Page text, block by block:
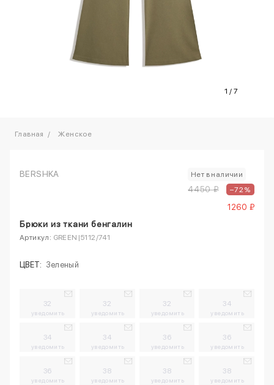
1 / 7
Главная Женское
BERSHKA Нет в наличии
4450 ₽ –72%
1260 ₽
Брюки из ткани бенгалин
Артикул: GREEN|5112/741
ЦВЕТ: Зеленый
32
уведомить
32
уведомить
32
уведомить
34
уведомить
34
уведомить
34
уведомить
36
уведомить
36
уведомить
36
уведомить
38
уведомить
38
уведомить
38
уведомить